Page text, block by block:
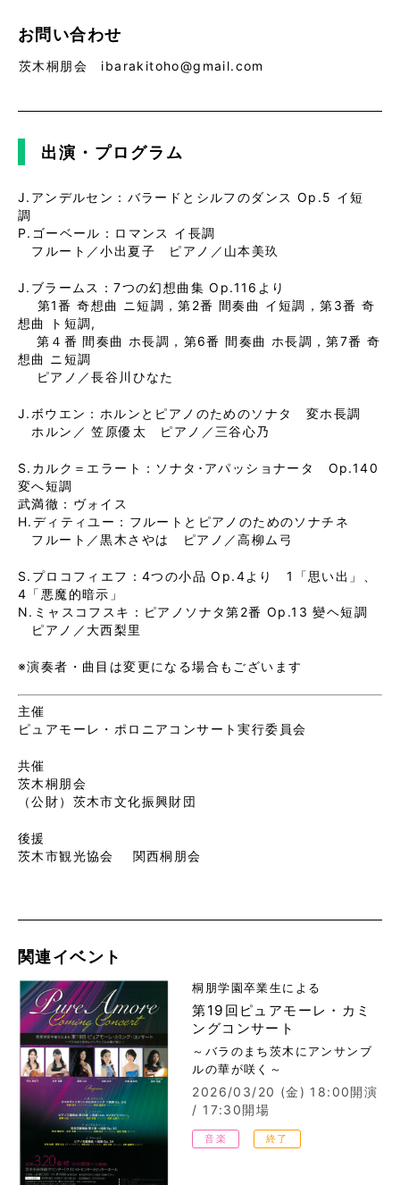
お問い合わせ
茨木桐朋会 ibarakitoho@gmail.com
出演・プログラム
J.アンデルセン：バラードとシルフのダンス Op.5 イ短
調
P.ゴーベール：ロマンス イ長調
フルート／小出夏子 ピアノ／山本美玖
J.ブラームス：7つの幻想曲集 Op.116より
第1番 奇想曲 ニ短調，第2番 間奏曲 イ短調，第3番 奇
想曲 ト短調,
第４番 間奏曲 ホ長調，第6番 間奏曲 ホ長調，第7番 奇
想曲 ニ短調
ピアノ／長谷川ひなた
J.ボウエン：ホルンとピアノのためのソナタ 変ホ長調
ホルン／ 笠原優太 ピアノ／三谷心乃
S.カルク＝エラート：ソナタ･アパッショナータ Op.140
変へ短調
武満徹：ヴォイス
H.ディティユー：フルートとピアノのためのソナチネ
フルート／黒木さやは ピアノ／高柳ム弓
S.プロコフィエフ：4つの小品 Op.4より 1「思い出」、
4「悪魔的暗示」
N.ミャスコフスキ：ピアノソナタ第2番 Op.13 變ヘ短調
ピアノ／大西梨里
※演奏者・曲目は変更になる場合もございます
主催
ピュアモーレ・ポロニアコンサート実行委員会
共催
茨木桐朋会
（公財）茨木市文化振興財団
後援
茨木市観光協会 関西桐朋会
関連イベント
桐朋学園卒業生による
第19回ピュアモーレ・カミ
ングコンサート
～バラのまち茨木にアンサンブ
ルの華が咲く～
2026/03/20 (金) 18:00開演
/ 17:30開場
音楽 終了